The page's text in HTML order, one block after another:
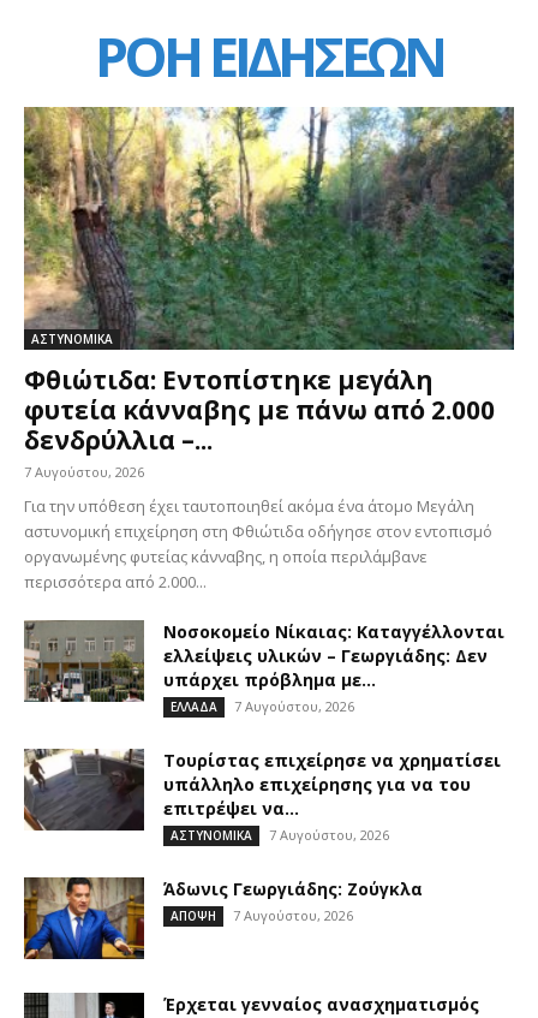
ΡΟΗ ΕΙΔΗΣΕΩΝ
ΑΣΤΥΝΟΜΙΚΑ
Φθιώτιδα: Εντοπίστηκε μεγάλη
φυτεία κάνναβης με πάνω από 2.000
δενδρύλλια –...
7 Αυγούστου, 2026
Για την υπόθεση έχει ταυτοποιηθεί ακόμα ένα άτομο Μεγάλη
αστυνομική επιχείρηση στη Φθιώτιδα οδήγησε στον εντοπισμό
οργανωμένης φυτείας κάνναβης, η οποία περιλάμβανε
περισσότερα από 2.000...
Νοσοκομείο Νίκαιας: Καταγγέλλονται
ελλείψεις υλικών – Γεωργιάδης: Δεν
υπάρχει πρόβλημα με...
ΕΛΛΑΔΑ 7 Αυγούστου, 2026
Τουρίστας επιχείρησε να χρηματίσει
υπάλληλο επιχείρησης για να του
επιτρέψει να...
ΑΣΤΥΝΟΜΙΚΑ 7 Αυγούστου, 2026
Άδωνις Γεωργιάδης: Ζούγκλα
ΑΠΟΨΗ 7 Αυγούστου, 2026
Έρχεται γενναίος ανασχηματισμός